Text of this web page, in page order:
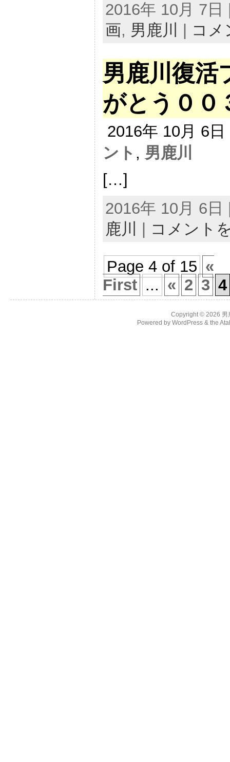
2016年 10月 7
画, 男鹿川 コメ
男鹿川復活
がとう００
2016年 10月 6
ント , 男鹿川
[…]
2016年 10月 6
鹿川
コメント
Page 4 of 15 «
First ... « 2 3 4
Copyright © 2026 男
Powered by WordPress & the